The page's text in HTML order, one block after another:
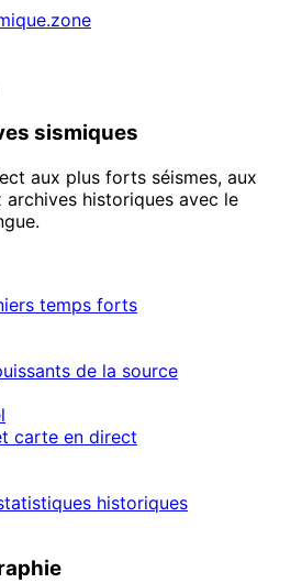
sismiques
aux plus forts séismes, aux
archives historiques avec le
temps forts
de la source
carte en direct
historiques